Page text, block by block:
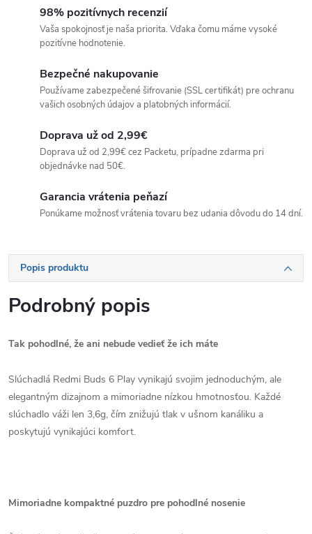
98% pozitívnych recenzií
Vaša spokojnosť je naša priorita. Vďaka čomu máme vysoké
pozitívne hodnotenie.
Bezpečné nakupovanie
Používame zabezpečené šifrovanie (SSL certifikát) pre ochranu
vašich osobných údajov a platobných informácií.
Doprava už od 2,99€
Doprava už od 2,99€ cez Packetu, prípadne zdarma pri
objednávke nad 50€.
Garancia vrátenia peňazí
Ponúkame možnosť vrátenia tovaru bez udania dôvodu do 14 dní.
Popis produktu
Podrobný popis
Tak pohodlné, že ani nebude vedieť že ich máte
Slúchadlá Redmi Buds 6 Play vynikajú svojim jednoduchým, ale
elegantným dizajnom a mimoriadne nízkou hmotnosťou. Každé
slúchadlo váži len 3,6g, čím znižujú tlak v ušnom kanáliku a
poskytujú vynikajúci komfort.
Mimoriadne kompaktné puzdro pre pohodlné nosenie